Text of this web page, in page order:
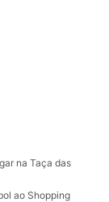
na Taça das
ao Shopping